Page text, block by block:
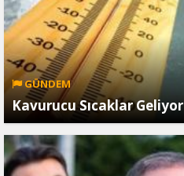
GÜNDEM
Kavurucu Sıcaklar Geliyor